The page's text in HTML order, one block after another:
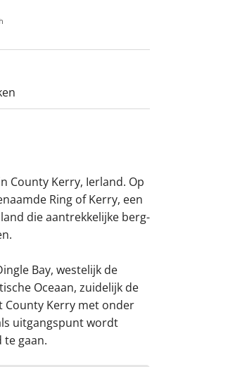
County Kerry, Ierland. Op
Ring of Kerry, een
die aantrekkelijke berg-
Bay, westelijk de
Oceaan, zuidelijk de
County Kerry met onder
uitgangspunt wordt
gaan.